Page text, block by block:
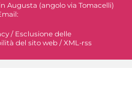
Augusta (angolo via Tomacelli)
/ Esclusione delle
del sito web /XML-rss